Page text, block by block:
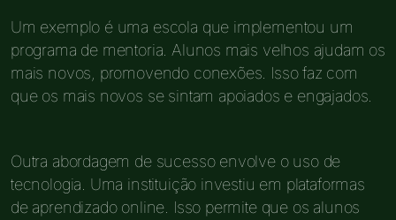
Um exemplo é uma escola que implementou um
programa de mentoria. Alunos mais velhos ajudam os
mais novos, promovendo conexões. Isso faz com
que os mais novos se sintam apoiados e engajados.
Outra abordagem de sucesso envolve o uso de
tecnologia. Uma instituição investiu em plataformas
de aprendizado online. Isso permite que os alunos